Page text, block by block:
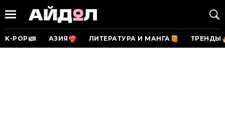
K-POP АЗИЯ ЛИТЕРАТУРА И МАНГА ТРЕНДЫ